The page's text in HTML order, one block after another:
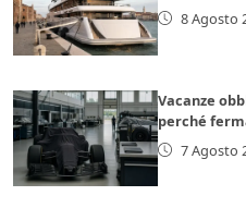
8 Agosto
Vacanze
perché
7 Agosto